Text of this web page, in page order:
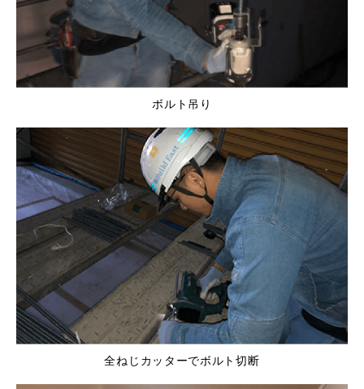
ボルト吊り
全ねじカッターでボルト切断